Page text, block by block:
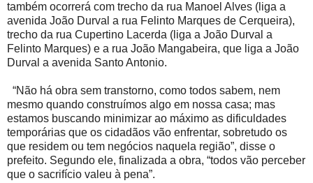
também ocorrerá com trecho da rua Manoel Alves (liga a
avenida João Durval a rua Felinto Marques de Cerqueira),
trecho da rua Cupertino Lacerda (liga a João Durval a
Felinto Marques) e a rua João Mangabeira, que liga a João
Durval a avenida Santo Antonio.
“Não há obra sem transtorno, como todos sabem, nem
mesmo quando construímos algo em nossa casa; mas
estamos buscando minimizar ao máximo as dificuldades
temporárias que os cidadãos vão enfrentar, sobretudo os
que residem ou tem negócios naquela região”, disse o
prefeito. Segundo ele, finalizada a obra, “todos vão perceber
que o sacrifício valeu à pena”.